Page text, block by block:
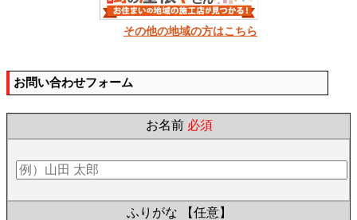
その他の地域の方はこちら
お問い合わせフォーム
お名前 必須
ふりがな 【任意】